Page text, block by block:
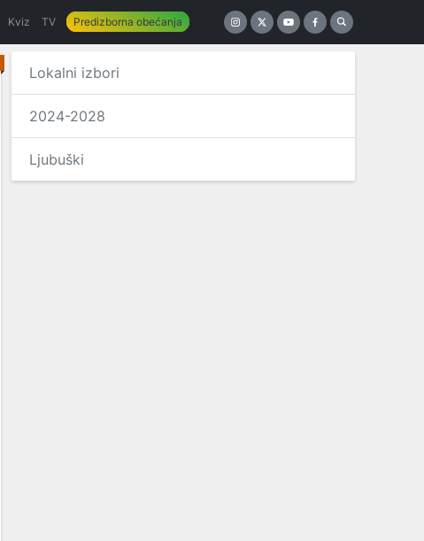
Kviz TV Predizborna obećanja
Lokalni izbori
2024-2028
Ljubuški